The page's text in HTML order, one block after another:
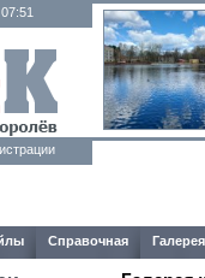
Справочная Галерея